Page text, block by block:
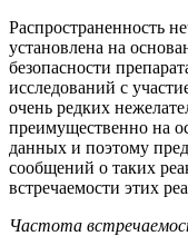
Распространенность
установлена на
безопасности
исследований с
очень редких
преимущественно на
данных и поэтому
сообщений о таких
встречаемости этих
Частота